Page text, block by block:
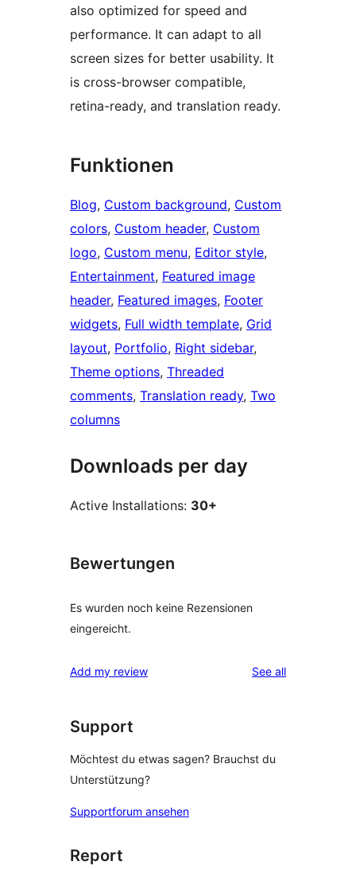
also optimized for speed and
performance. It can adapt to all
screen sizes for better usability. It
is cross-browser compatible,
retina-ready, and translation ready.
Funktionen
Blog, Custom background, Custom
colors, Custom header, Custom
logo, Custom menu, Editor style
Entertainment, Featured image
header, Featured images, Footer
widgets, Full width template, Grid
layout, Portfolio, Right sidebar
Theme options, Threaded
comments, Translation ready, Two
columns
Downloads per day
Active Installations: 30+
Bewertungen
Es wurden noch keine Rezensionen
eingereicht.
Add my review See allreviews
Support
Möchtest du etwas sagen? Brauchst du
Unterstützung?
Supportforum ansehen
Report